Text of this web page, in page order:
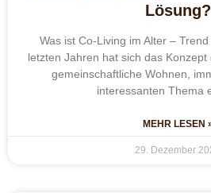
Lösung?
Was ist Co-Living im Alter –
letzten Jahren hat sich das
gemeinschaftliche Wohnen,
interessanten Thema
MEHR LESEN
29. Dezember